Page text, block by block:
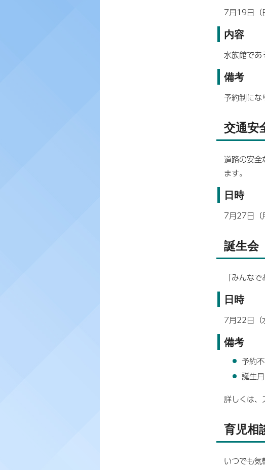
7月19日（
内容
水族館であ
備考
予約制にな
交通安
道路の安全
ます。
日時
7月27日（
誕生会
「みんな
日時
7月22日（
備考
予約
誕生
詳しくは、
育児相
いつでも気